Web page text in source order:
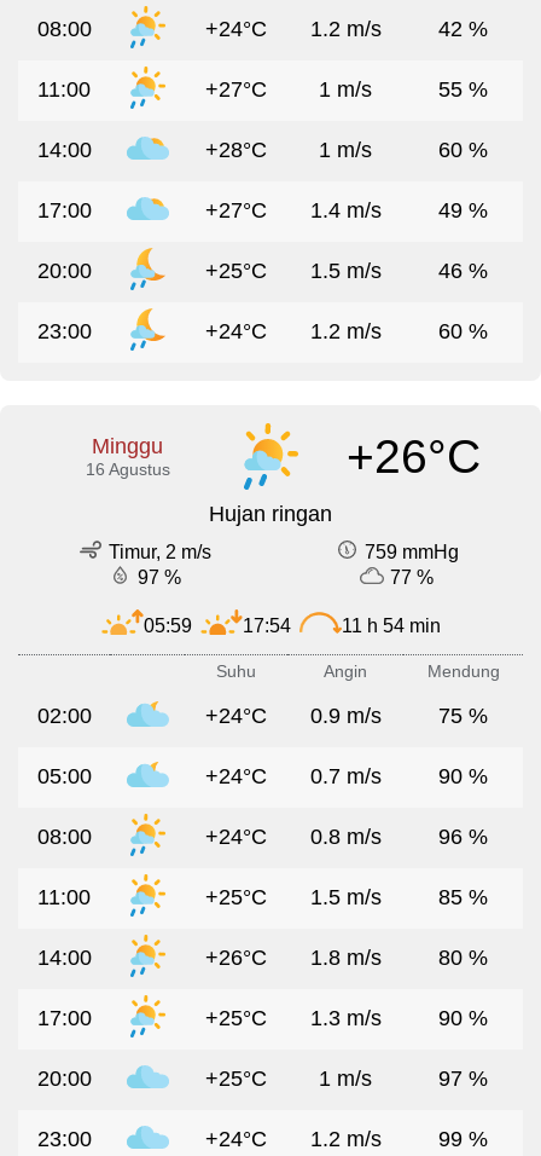
08:00 +24°C 1.2 m/s 42 %
11:00 +27°C 1 m/s 55 %
14:00 +28°C 1 m/s 60 %
17:00 +27°C 1.4 m/s 49 %
20:00 +25°C 1.5 m/s 46 %
23:00 +24°C 1.2 m/s 60 %
Minggu
16 Agustus +26°C
Hujan ringan
Timur, 2 m/s
759 mmHg
97 %
77 %
05:59 17:54 11 h 54 min
Suhu Angin Mendung
02:00 +24°C 0.9 m/s 75 %
05:00 +24°C 0.7 m/s 90 %
08:00 +24°C 0.8 m/s 96 %
11:00 +25°C 1.5 m/s 85 %
14:00 +26°C 1.8 m/s 80 %
17:00 +25°C 1.3 m/s 90 %
20:00 +25°C 1 m/s 97 %
23:00 +24°C 1.2 m/s 99 %